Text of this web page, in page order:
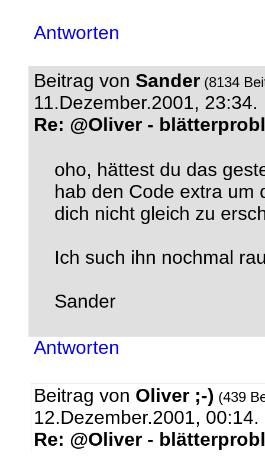
Antworten
Beitrag von Sander (8134
11.Dezember.2001, 23:34.
Re: @Oliver -
oho, hättest du das
hab den Code extra um
dich nicht gleich zu
Ich such ihn nochmal
Sander
Antworten
Beitrag von Oliver ;-) (439
12.Dezember.2001, 00:14.
Re: @Oliver -